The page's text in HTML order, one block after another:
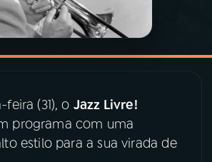
(31), o Jazz Livre!
programa com uma
estilo para a sua virada de